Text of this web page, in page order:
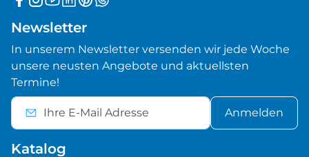
Newsletter
In unserem Newsletter versenden wir jede Woche
unsere neusten Angebote und aktuellsten
Termine!
Anmelden
Katalog